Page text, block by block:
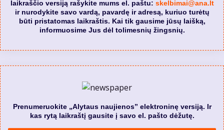
laikraščio versiją rašykite mums el. paštu: skelbimai@ana.lt
ir nurodykite savo vardą, pavardę ir adresą, kuriuo turėtų
būti pristatomas laikraštis. Kai tik gausime jūsų laišką,
informuosime Jus dėl tolimesnių žingsnių.
Prenumeruokite „Alytaus naujienos” elektroninę versiją. Ir
kas rytą laikraštį gausite į savo el. pašto dėžutę.